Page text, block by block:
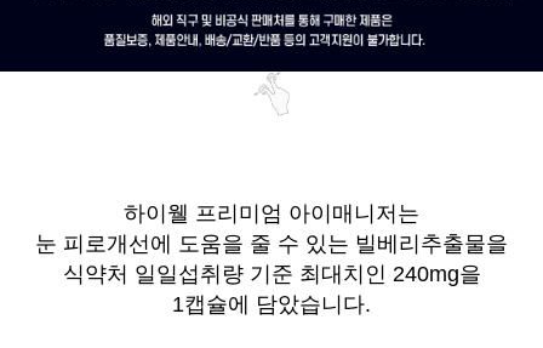
하이웰 프리미엄 아이매니저는
눈 피로개선에 도움을 줄 수 있는 빌베리추출물을
식약처 일일섭취량 기준 최대치인 240mg을
1캡슐에 담았습니다.